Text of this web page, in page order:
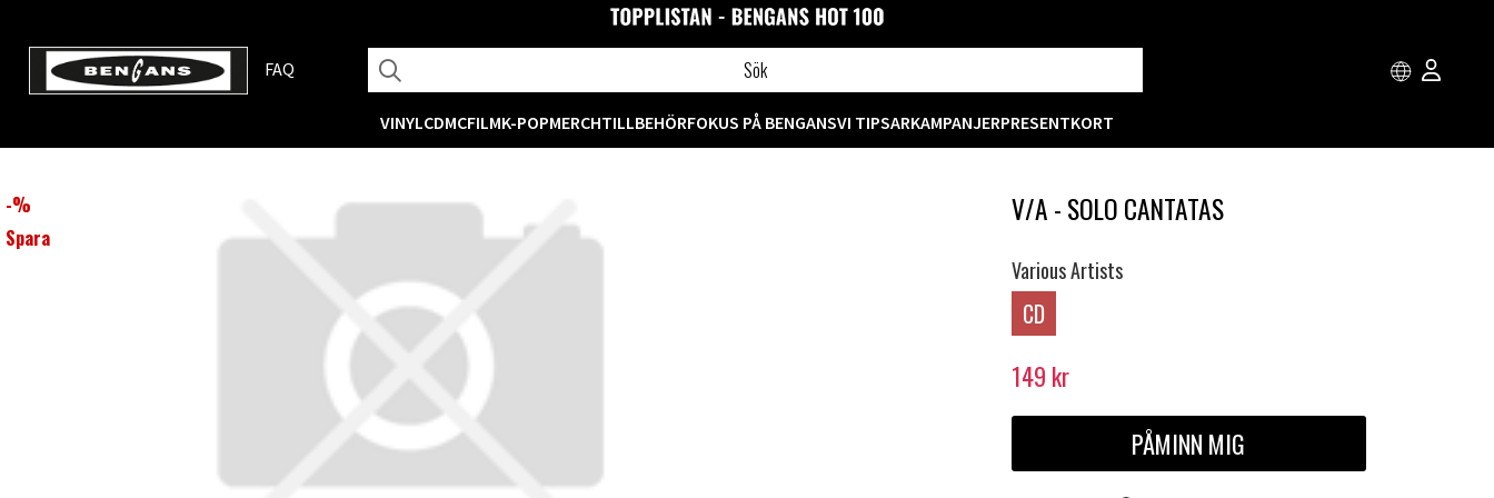
FAQ
VINYLCDMCFILMK-POPMERCHTILLBEHÖRFOKUS PÅ BENGANSVI TIPSARKAMPANJERPRESENTKORT
-%
Spara
V/A - SOLO CANTATAS
Various Artists
CD
149 kr
PÅMINN MIG